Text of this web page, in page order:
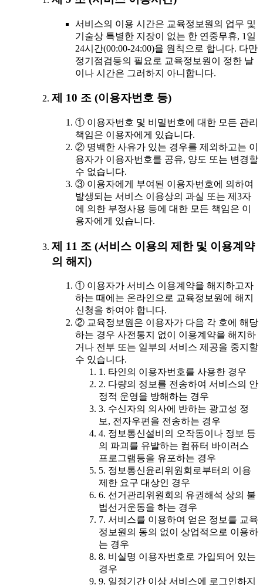
서비스의 이용 시간은 교육정보원의 업무 및
기술상 특별한 지장이 없는 한 연중무휴, 1일
24시간(00:00-24:00)을 원칙으로 합니다. 다만
정기점검등의 필요로 교육정보원이 정한 날
이나 시간은 그러하지 아니합니다.
제 10 조 (이용자번호 등)
① 이용자번호 및 비밀번호에 대한 모든 관리
책임은 이용자에게 있습니다.
② 명백한 사유가 있는 경우를 제외하고는 이
용자가 이용자번호를 공유, 양도 또는 변경할
수 없습니다.
③ 이용자에게 부여된 이용자번호에 의하여
발생되는 서비스 이용상의 과실 또는 제3자
에 의한 부정사용 등에 대한 모든 책임은 이
용자에게 있습니다.
제 11 조 (서비스 이용의 제한 및 이용계약
의 해지)
① 이용자가 서비스 이용계약을 해지하고자
하는 때에는 온라인으로 교육정보원에 해지
신청을 하여야 합니다.
② 교육정보원은 이용자가 다음 각 호에 해당
하는 경우 사전통지 없이 이용계약을 해지하
거나 전부 또는 일부의 서비스 제공을 중지할
수 있습니다.
1. 타인의 이용자번호를 사용한 경우
2. 다량의 정보를 전송하여 서비스의 안
정적 운영을 방해하는 경우
3. 수신자의 의사에 반하는 광고성 정
보, 전자우편을 전송하는 경우
4. 정보통신설비의 오작동이나 정보 등
의 파괴를 유발하는 컴퓨터 바이러스
프로그램등을 유포하는 경우
5. 정보통신윤리위원회로부터의 이용
제한 요구 대상인 경우
6. 선거관리위원회의 유권해석 상의 불
법선거운동을 하는 경우
7. 서비스를 이용하여 얻은 정보를 교육
정보원의 동의 없이 상업적으로 이용하
는 경우
8. 비실명 이용자번호로 가입되어 있는
경우
9. 일정기간 이상 서비스에 로그인하지